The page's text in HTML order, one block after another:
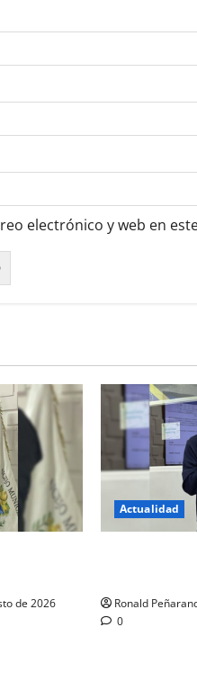
electrónico y web en
de 2026
Actualidad
Ronald
0